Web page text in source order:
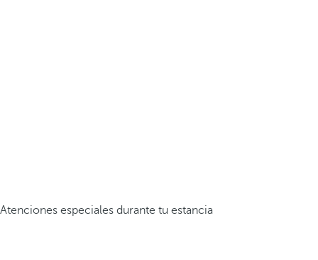
Atenciones especiales durante tu estancia